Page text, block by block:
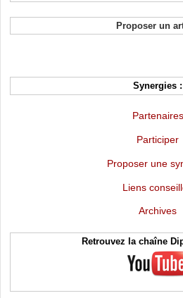
Proposer un
Synergies :
Partenaires
Participer
Proposer une
Liens
Archives
Retrouvez la chaîne